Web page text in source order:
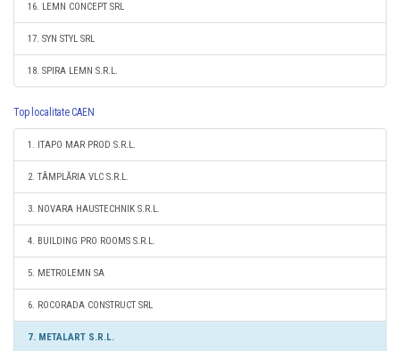
16. LEMN CONCEPT SRL
17. SYN STYL SRL
18. SPIRA LEMN S.R.L.
Top localitate CAEN
1. ITAPO MAR PROD S.R.L.
2. TÂMPLĂRIA VLC S.R.L.
3. NOVARA HAUSTECHNIK S.R.L.
4. BUILDING PRO ROOMS S.R.L.
5. METROLEMN SA
6. ROCORADA CONSTRUCT SRL
7. METALART S.R.L.